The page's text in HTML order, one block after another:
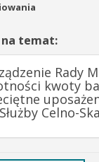
na temat:
Rady
kwoty
Celno-